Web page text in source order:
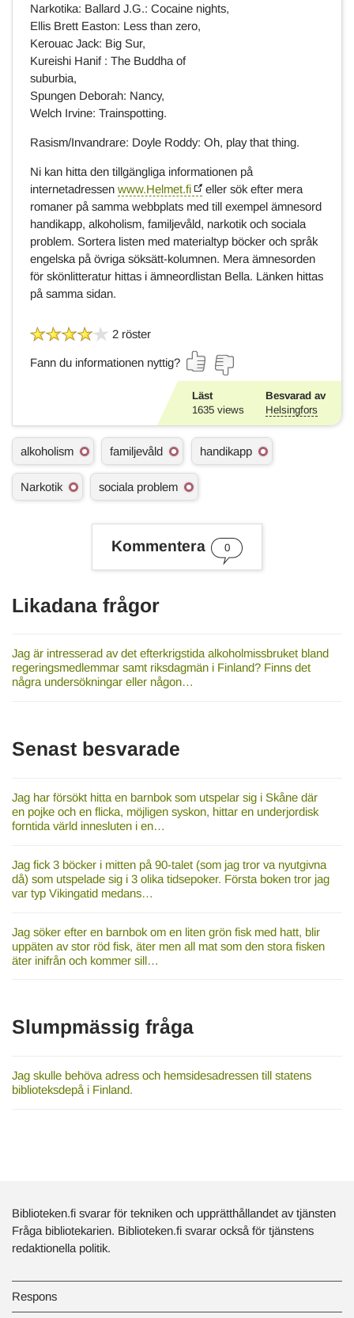
Narkotika: Ballard J.G.: Cocaine nights,
Ellis Brett Easton: Less than zero,
Kerouac Jack: Big Sur,
Kureishi Hanif : The Buddha of
suburbia,
Spungen Deborah: Nancy,
Welch Irvine: Trainspotting.
Rasism/Invandrare: Doyle Roddy: Oh, play that thing.
Ni kan hitta den tillgängliga informationen på
internetadressenwww.Helmet.fi
eller sök efter mera
romaner på samma webbplats med till exempel ämnesord
handikapp, alkoholism, familjevåld, narkotik och sociala
problem. Sortera listen med materialtyp böcker och språk
engelska på övriga söksätt-kolumnen. Mera ämnesorden
för skönlitteratur hittas i ämneordlistan Bella. Länken hittas
på samma sidan.
2 röster
Fann du informationen nyttig?
Läst
1635 views
Besvarad av
Helsingfors
Ä
m
n
s
alkoholism familjevåld handikapp
Narkotik sociala problem
Kommentera 0
Likadana frågor
Jag är intresserad av det efterkrigstida alkoholmissbruket bland
regeringsmedlemmar samt riksdagmän i Finland? Finns det
några undersökningar eller någon…
Senast besvarade
Jag har försökt hitta en barnbok som utspelar sig i Skåne där
en pojke och en flicka, möjligen syskon, hittar en underjordisk
forntida värld innesluten i en…
Jag fick 3 böcker i mitten på 90-talet (som jag tror va nyutgivna
då) som utspelade sig i 3 olika tidsepoker. Första boken tror jag
var typ Vikingatid medans…
Jag söker efter en barnbok om en liten grön fisk med hatt, blir
uppäten av stor röd fisk, äter men all mat som den stora fisken
äter inifrån och kommer sill…
Slumpmässig fråga
Jag skulle behöva adress och hemsidesadressen till statens
biblioteksdepå i Finland.
Biblioteken.fi svarar för tekniken och upprätthållandet av tjänsten
Fråga bibliotekarien. Biblioteken.fi svarar också för tjänstens
redaktionella politik.
Respons